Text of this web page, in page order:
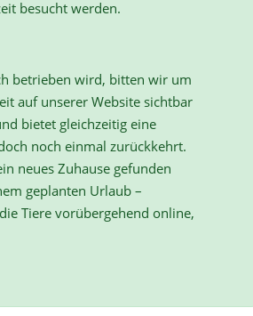
besucht werden.
betrieben wird, bitten wir um
auf unserer Website sichtbar
bietet gleichzeitig eine
noch einmal zurückkehrt.
neues Zuhause gefunden
geplanten Urlaub –
Tiere vorübergehend online,